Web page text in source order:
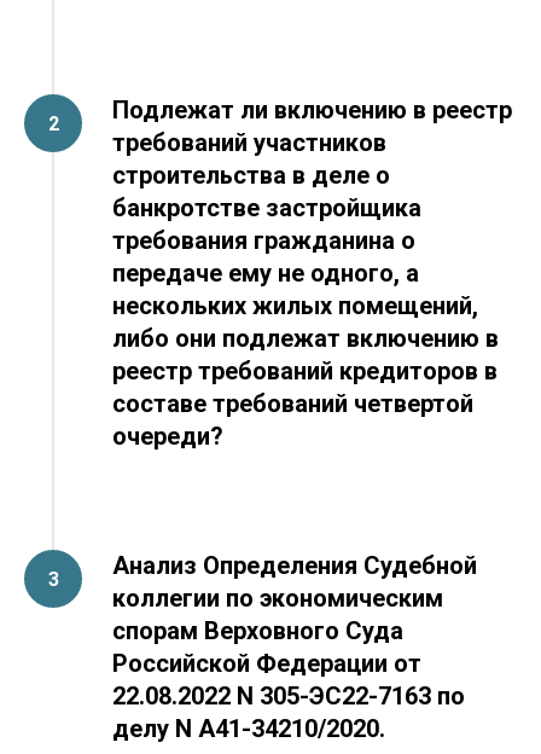
Подлежат ли включению в реестр
требований участников
строительства в деле о
банкротстве застройщика
требования гражданина о
передаче ему не одного, а
нескольких жилых помещений,
либо они подлежат включению в
реестр требований кредиторов в
составе требований четвертой
очереди?
Анализ Определения Судебной
коллегии по экономическим
спорам Верховного Суда
Российской Федерации от
22.08.2022 N 305-ЭС22-7163 по
делу N А41-34210/2020.